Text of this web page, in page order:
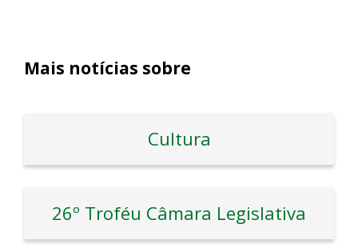
Mais notícias sobre
Cultura
26º Troféu Câmara Legislativa